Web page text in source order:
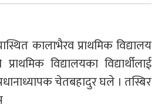
कालाभैरव प्राथमिक विद्यालय
विद्यालयका विद्यार्थीलाई
चेतबहादुर घले । तस्बिर